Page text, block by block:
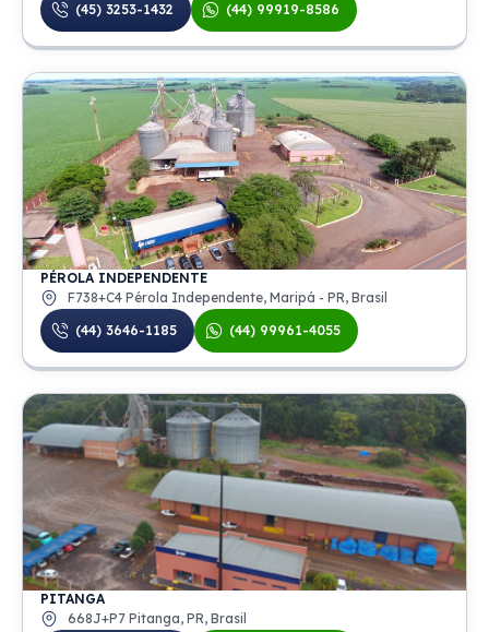
(45) 3253-1432
(44) 99919-8586
PÉROLA INDEPENDENTE
F738+C4 Pérola Independente, Maripá - PR, Brasil
(44) 3646-1185
(44) 99961-4055
PITANGA
668J+P7 Pitanga, PR, Brasil